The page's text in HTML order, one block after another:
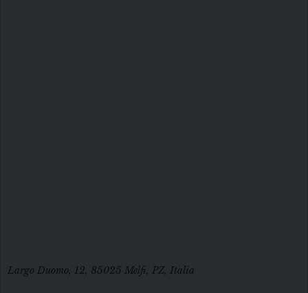
Largo Duomo, 12, 85025 Melfi, PZ, Italia